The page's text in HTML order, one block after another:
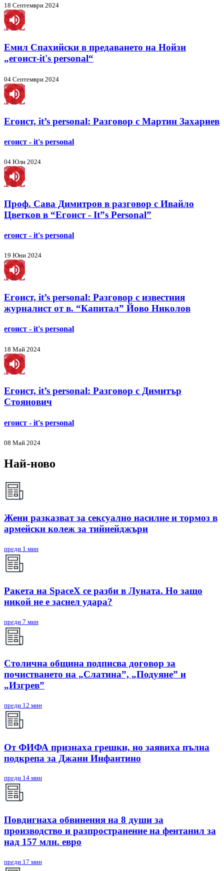
18 Септември 2024
Емил Спахийски в предаването на Нойзи
„егоист-it's personal“
04 Септември 2024
Егоист, it’s personal: Разговор с Мартин Захариев
егоист - it's personal
04 Юли 2024
Проф. Сава Димитров в разговор с Ивайло
Цветков в “Егоист - It”s Personal”
егоист - it's personal
19 Юни 2024
Егоист, it’s personal: Разговор с известния
журналист от в. “Капитал” Йово Николов
егоист - it's personal
18 Май 2024
Егоист, it’s personal: Разговор с Димитър
Стоянович
егоист - it's personal
08 Май 2024
Най-ново
Жени разказват за сексуално насилие и тормоз в
армейски колеж за тийнейджъри
преди 1 мин
Ракета на SpaceX се разби в Луната. Но защо
никой не е заснел удара?
преди 7 мин
Столична община подписва договор за
почистването на „Слатина”, „Подуяне” и
„Изгрев”
преди 12 мин
От ФИФА признаха грешки, но заявиха пълна
подкрепа за Джани Инфантино
преди 14 мин
Повдигнаха обвинения на 8 души за
производство и разпространение на фентанил за
над 157 млн. евро
преди 17 мин